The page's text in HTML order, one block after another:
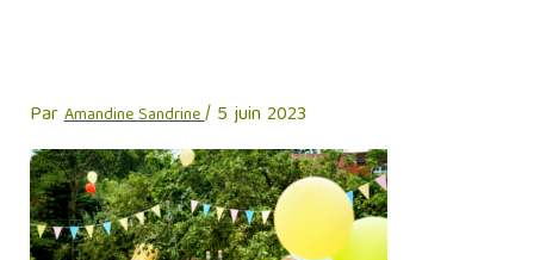
ParAmandine Sandrine/ 5 juin 2023